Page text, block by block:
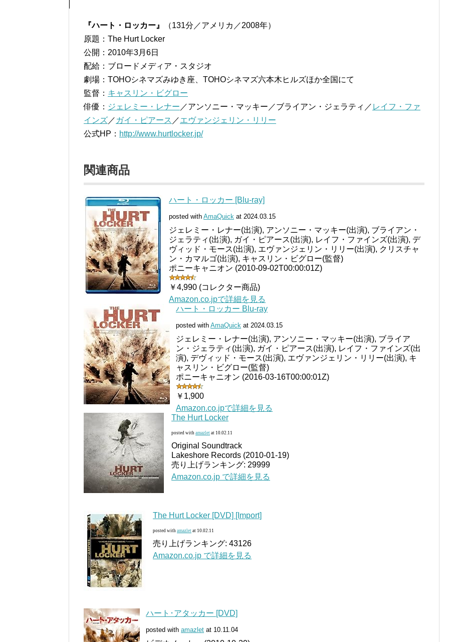
『ハート・ロッカー』
（131分／アメリカ／2008年）
原題：The Hurt Locker
公開：2010年3月6日
配給：ブロードメディア・スタジオ
劇場：TOHOシネマズみゆき座、TOHOシネマズ六本木ヒルズほか全国にて
監督： キャスリン・ビグロー
俳優： ジェレミー・レナー ／アンソニー・マッキー／ブライアン・ジェラティ／ レイフ・ファ
インズ／ ガイ・ピアース ／エヴァンジェリン・リリー
公式HP： http://www.hurtlocker.jp/
関連商品
ハート・ロッカー [Blu-ray]
posted with AmaQuick at 2024.03.15
ジェレミー・レナー(出演), アンソニー・マッキー(出演), ブライアン・
ジェラティ(出演), ガイ・ピアース(出演), レイフ・ファインズ(出演), デ
ヴィッド・モース(出演), エヴァンジェリン・リリー(出演), クリスチャ
ン・カマルゴ(出演), キャスリン・ビグロー(監督)
ポニーキャニオン (2010-09-02T00:00:01Z)
￥4,990 (コレクター商品)
Amazon.co.jpで詳細を見る
ハート・ロッカー Blu-ray
posted with AmaQuick at 2024.03.15
ジェレミー・レナー(出演), アンソニー・マッキー(出演), ブライア
ン・ジェラティ(出演), ガイ・ピアース(出演), レイフ・ファインズ(出
演), デヴィッド・モース(出演), エヴァンジェリン・リリー(出演), キ
ャスリン・ビグロー(監督)
ポニーキャニオン (2016-03-16T00:00:01Z)
￥1,900
Amazon.co.jpで詳細を見る
The Hurt Locker
posted with amazlet at 10.02.11
Original Soundtrack
Lakeshore Records (2010-01-19)
売り上げランキング: 29999
Amazon.co.jp で詳細を見る
The Hurt Locker [DVD] [Import]
posted with amazlet at 10.02.11
売り上げランキング: 43126
Amazon.co.jp で詳細を見る
ハート･アタッカー [DVD]
posted with amazlet at 10.11.04